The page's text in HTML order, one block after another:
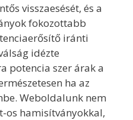
visszaesését, és a
fokozottabb
iránti
idézte
potencia szer árak a
ha az
Weboldalunk nem
os hamisítványokkal,